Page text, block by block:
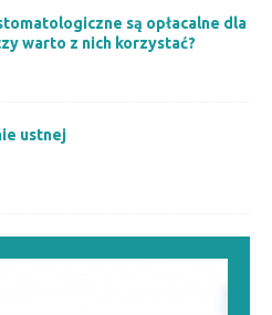
są opłacalne dla
warto z nich korzystać?
ustnej